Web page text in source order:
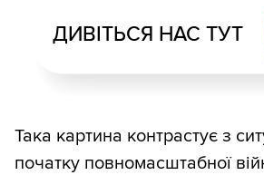
ДИВІТЬСЯ НАС ТУТ
Така картина контрастує з
початку повномасштабної